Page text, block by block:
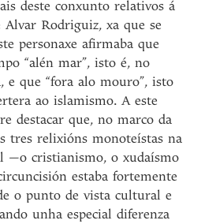
deste conxunto relativos á
Alvar Rodriguiz, xa que se
personaxe afirmaba que
“alén mar”, isto é, no
e que “fora alo mouro”, isto
ao islamismo. A este
destacar que, no marco da
tres relixións monoteístas na
—o cristianismo, o xudaísmo
estaba fortemente
o punto de vista cultural e
unha especial diferenza